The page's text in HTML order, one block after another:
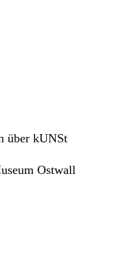
über kUNSt
Ostwall